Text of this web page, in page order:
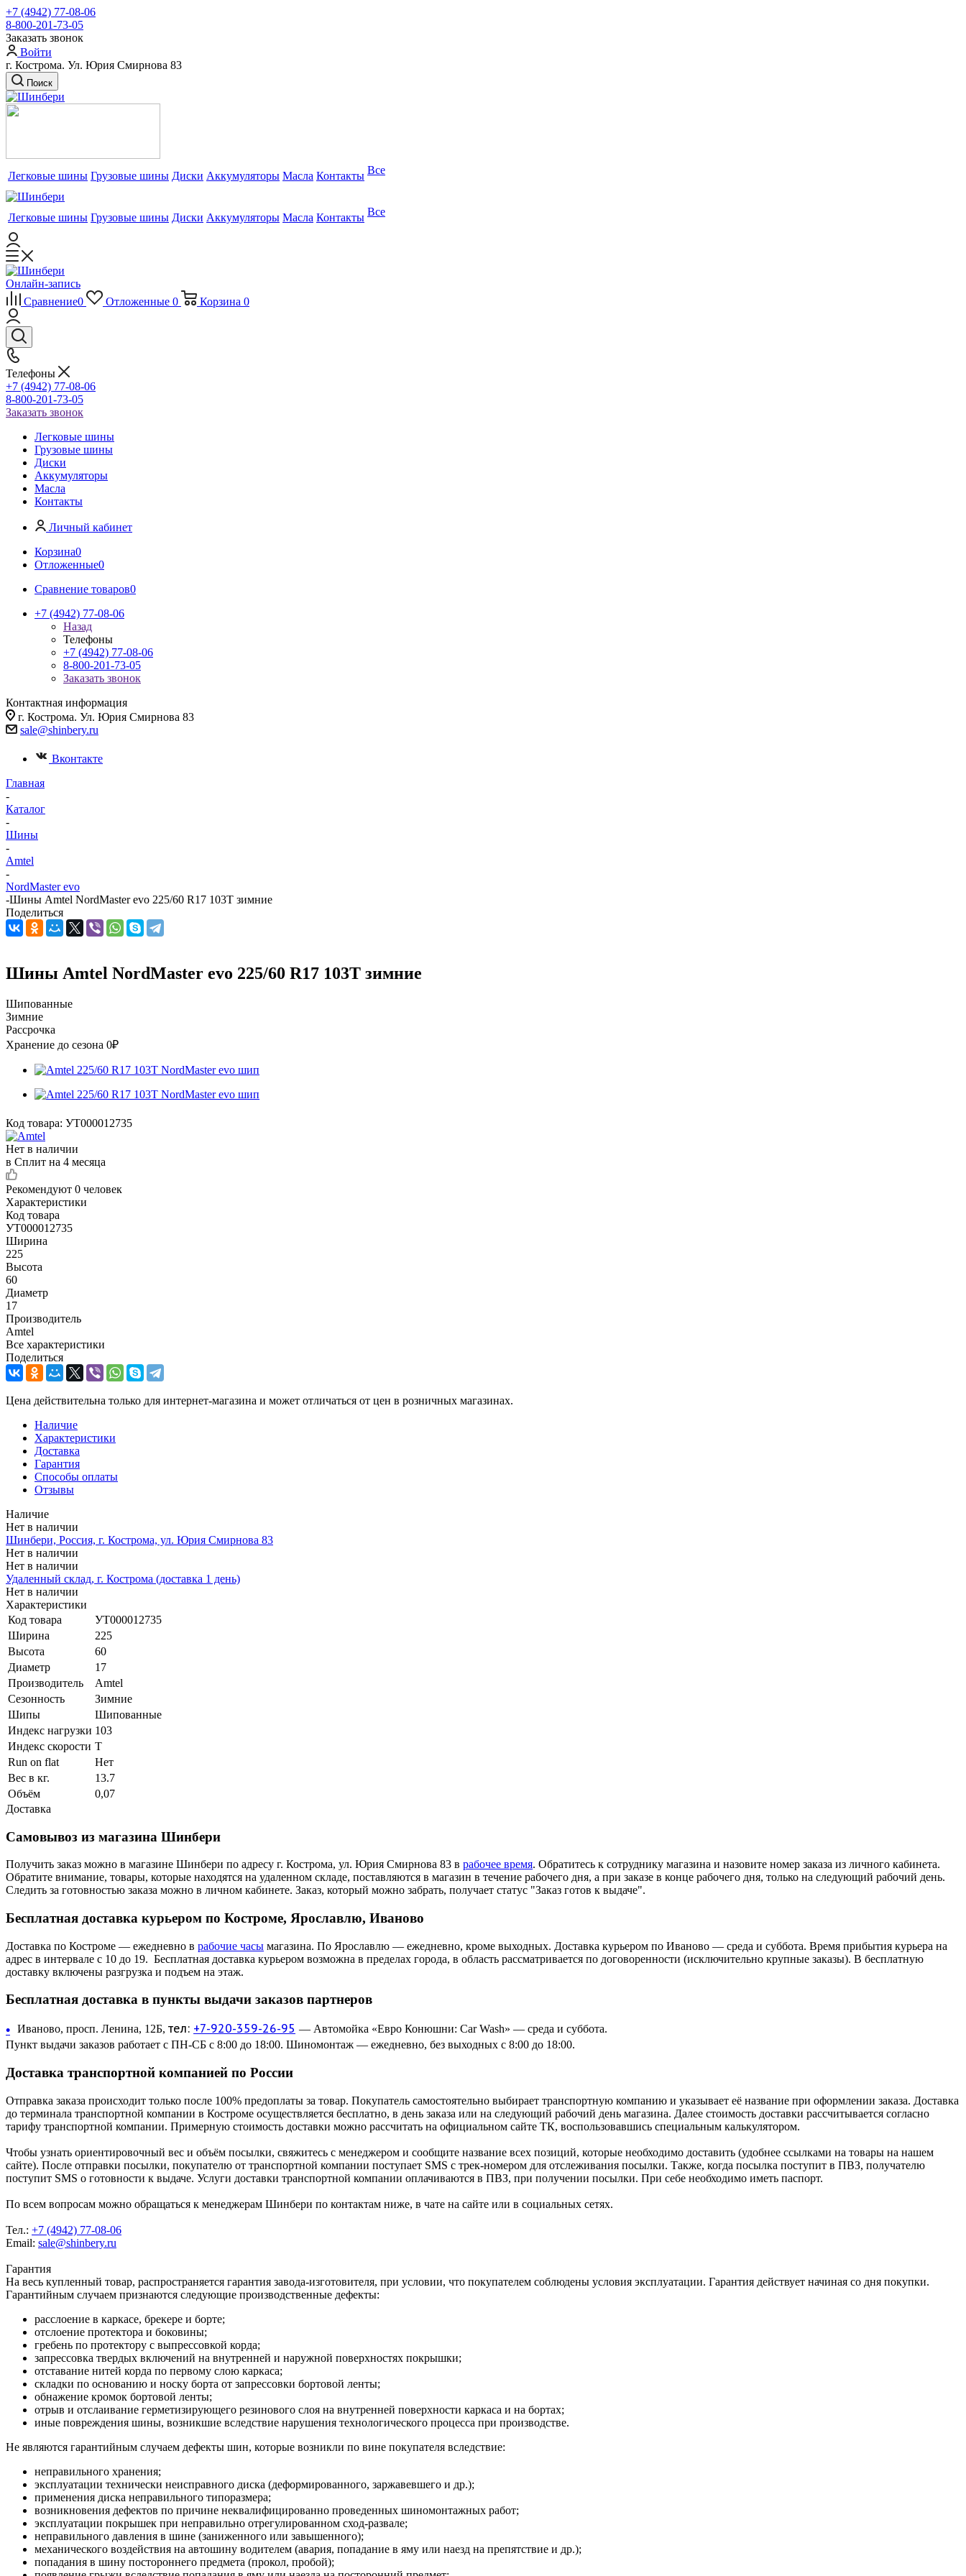
+7 (4942) 77-08-06
8-800-201-73-05
Заказать звонок
Войти
г. Кострома. Ул. Юрия Смирнова 83
Поиск
Легковые шины Грузовые шины Диски Аккумуляторы Масла Контакты Все
Легковые шины Грузовые шины Диски Аккумуляторы Масла Контакты Все
Онлайн-запись
Сравнение0 Отложенные 0 Корзина 0
Телефоны
+7 (4942) 77-08-06
8-800-201-73-05
Заказать звонок
Легковые шины
Грузовые шины
Диски
Аккумуляторы
Масла
Контакты
Личный кабинет
Корзина0
Отложенные0
Сравнение товаров0
+7 (4942) 77-08-06
Назад
Телефоны
+7 (4942) 77-08-06
8-800-201-73-05
Заказать звонок
Контактная информация
г. Кострома. Ул. Юрия Смирнова 83
sale@shinbery.ru
Вконтакте
Главная
-
Каталог
-
Шины
-
Amtel
-
NordMaster evo
-Шины Amtel NordMaster evo 225/60 R17 103T зимние
Поделиться
Шины Amtel NordMaster evo 225/60 R17 103T зимние
Шипованные
Зимние
Рассрочка
Хранение до сезона 0₽
Код товара: УТ000012735
Нет в наличии
в Сплит на 4 месяца
Рекомендуют 0 человек
Характеристики
Код товара
УТ000012735
Ширина
225
Высота
60
Диаметр
17
Производитель
Amtel
Все характеристики
Поделиться
Цена действительна только для интернет-магазина и может отличаться от цен в розничных магазинах.
Наличие
Характеристики
Доставка
Гарантия
Способы оплаты
Отзывы
Наличие
Нет в наличии
Шинбери, Россия, г. Кострома, ул. Юрия Смирнова 83
Нет в наличии
Нет в наличии
Удаленный склад, г. Кострома (доставка 1 день)
Нет в наличии
Характеристики
Код товара
УТ000012735
Ширина
225
Высота
60
Диаметр
17
Производитель
Amtel
Сезонность
Зимние
Шипы
Шипованные
Индекс нагрузки 103
Индекс скорости T
Run on flat
Нет
Вес в кг.
13.7
Объём
0,07
Доставка
Самовывоз из магазина Шинбери
Получить заказ можно в магазине Шинбери по адресу г. Кострома, ул. Юрия Смирнова 83 в рабочее время. Обратитесь к сотруднику магазина и назовите номер заказа из личного кабинета.
Обратите внимание, товары, которые находятся на удаленном складе, поставляются в магазин в течение рабочего дня, а при заказе в конце рабочего дня, только на следующий рабочий день.
Следить за готовностью заказа можно в личном кабинете. Заказ, который можно забрать, получает статус "Заказ готов к выдаче".
Бесплатная доставка курьером по Костроме, Ярославлю, Иваново
Доставка по Костроме — ежедневно в рабочие часы магазина. По Ярославлю — ежедневно, кроме выходных. Доставка курьером по Иваново — среда и суббота. Время прибытия курьера на
адрес в интервале с 10 до 19. Бесплатная доставка курьером возможна в пределах города, в область рассматривается по договоренности (исключительно крупные заказы). В бесплатную
доставку включены разгрузка и подъем на этаж.
Бесплатная доставка в пункты выдачи заказов партнеров
• Иваново, просп. Ленина, 12Б, тел: +7-920-359-26-95 — Автомойка «Евро Конюшни: Car Wash» — среда и суббота.
Пункт выдачи заказов работает с ПН-СБ с 8:00 до 18:00. Шиномонтаж — ежедневно, без выходных с 8:00 до 18:00.
Доставка транспортной компанией по России
Отправка заказа происходит только после 100% предоплаты за товар. Покупатель самостоятельно выбирает транспортную компанию и указывает её название при оформлении заказа. Доставка
до терминала транспортной компании в Костроме осуществляется бесплатно, в день заказа или на следующий рабочий день магазина. Далее стоимость доставки рассчитывается согласно
тарифу транспортной компании. Примерную стоимость доставки можно рассчитать на официальном сайте ТК, воспользовавшись специальным калькулятором.
Чтобы узнать ориентировочный вес и объём посылки, свяжитесь с менеджером и сообщите название всех позиций, которые необходимо доставить (удобнее ссылками на товары на нашем
сайте). После отправки посылки, покупателю от транспортной компании поступает SMS с трек-номером для отслеживания посылки. Также, когда посылка поступит в ПВЗ, получателю
поступит SMS о готовности к выдаче. Услуги доставки транспортной компании оплачиваются в ПВЗ, при получении посылки. При себе необходимо иметь паспорт.
По всем вопросам можно обращаться к менеджерам Шинбери по контактам ниже, в чате на сайте или в социальных сетях.
Тел.: +7 (4942) 77-08-06
Email: sale@shinbery.ru
Гарантия
На весь купленный товар, распространяется гарантия завода-изготовителя, при условии, что покупателем соблюдены условия эксплуатации. Гарантия действует начиная со дня покупки.
Гарантийным случаем признаются следующие производственные дефекты:
расслоение в каркасе, брекере и борте;
отслоение протектора и боковины;
гребень по протектору с выпрессовкой корда;
запрессовка твердых включений на внутренней и наружной поверхностях покрышки;
отставание нитей корда по первому слою каркаса;
складки по основанию и носку борта от запрессовки бортовой ленты;
обнажение кромок бортовой ленты;
отрыв и отслаивание герметизирующего резинового слоя на внутренней поверхности каркаса и на бортах;
иные повреждения шины, возникшие вследствие нарушения технологического процесса при производстве.
Не являются гарантийным случаем дефекты шин, которые возникли по вине покупателя вследствие:
неправильного хранения;
эксплуатации технически неисправного диска (деформированного, заржавевшего и др.);
применения диска неправильного типоразмера;
возникновения дефектов по причине неквалифицированно проведенных шиномонтажных работ;
эксплуатации покрышек при неправильно отрегулированном сход-развале;
неправильного давления в шине (заниженного или завышенного);
механического воздействия на автошину водителем (авария, попадание в яму или наезд на препятствие и др.);
попадания в шину постороннего предмета (прокол, пробой);